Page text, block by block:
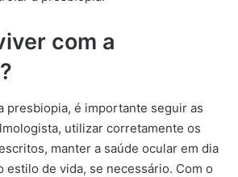
com a
presbiopia, é importante seguir as
utilizar corretamente os
manter a saúde ocular em dia
estilo de vida, se necessário. Com o